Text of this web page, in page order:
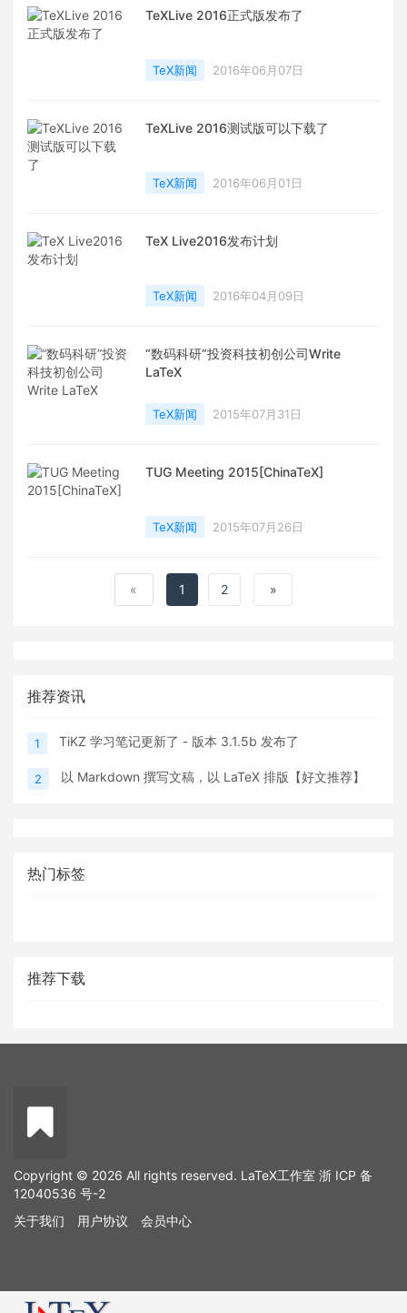
TeXLive 2016正式版发布了
TeX新闻 2016年06月07日
TeXLive 2016测试版可以下载了
TeX新闻 2016年06月01日
TeX Live2016发布计划
TeX新闻 2016年04月09日
“数码科研”投资科技初创公司Write
LaTeX
TeX新闻 2015年07月31日
TUG Meeting 2015[ChinaTeX]
TeX新闻 2015年07月26日
« 1 2 »
推荐资讯
1 TiKZ 学习笔记更新了 - 版本 3.1.5b 发布了
2 以 Markdown 撰写文稿，以 LaTeX 排版【好文推荐】
热门标签
推荐下载
Copyright © 2026 All rights reserved. LaTeX工作室 浙 ICP 备
12040536 号-2
关于我们
用户协议 会员中心